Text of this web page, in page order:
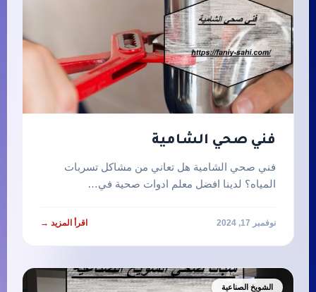
فني صحي الشامية
فني صحي الشامية هل تعاني من مشاكل تسربات
المياه؟ لدينا افضل معلم ادوات صحية في…
نوفمبر 17, 2024 اقرأ المزيد →
الشويخ الصناعية